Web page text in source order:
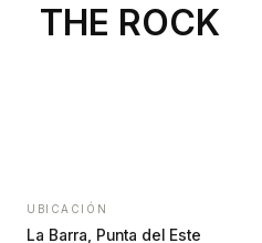
THE ROCK
UBICACIÓN
La Barra, Punta del Este